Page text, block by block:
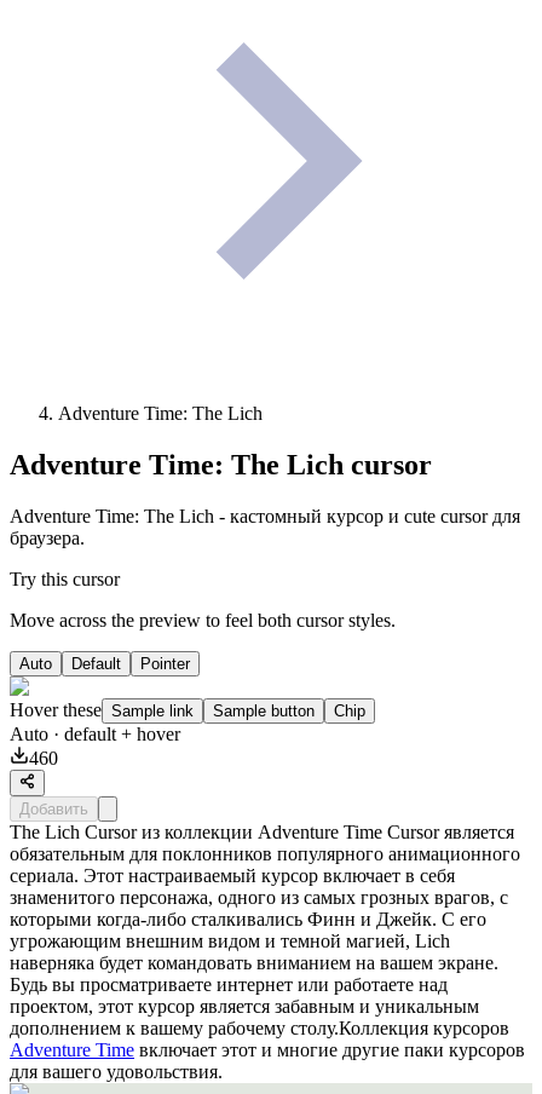
Adventure Time: The Lich
Adventure Time: The Lich cursor
Adventure Time: The Lich - кастомный курсор и cute cursor для
браузера.
Try this cursor
Move across the preview to feel both cursor styles.
Auto Default Pointer
Hover these Sample link Sample button Chip
Auto · default + hover
460
Добавить
The Lich Cursor из коллекции Adventure Time Cursor является
обязательным для поклонников популярного анимационного
сериала. Этот настраиваемый курсор включает в себя
знаменитого персонажа, одного из самых грозных врагов, с
которыми когда-либо сталкивались Финн и Джейк. С его
угрожающим внешним видом и темной магией, Lich
наверняка будет командовать вниманием на вашем экране.
Будь вы просматриваете интернет или работаете над
проектом, этот курсор является забавным и уникальным
дополнением к вашему рабочему столу.Коллекция курсоров
Adventure Time включает этот и многие другие паки курсоров
для вашего удовольствия.